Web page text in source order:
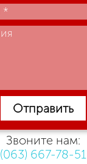
Отправить
Звоните нам:
(063) 667-78-51